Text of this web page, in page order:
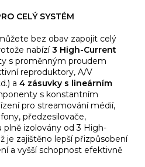
CELÝ SYSTÉM
bez obav zapojit celý
nabízí 3 High-Current
s proměnným proudem
reproduktory, A/V
a 4 zásuvky s lineárním
s konstantním
pro streamování médií,
předzesilovače,
plně izolovány od 3 High-
je zajištěno lepší přizpůsobení
a vyšší schopnost efektivně